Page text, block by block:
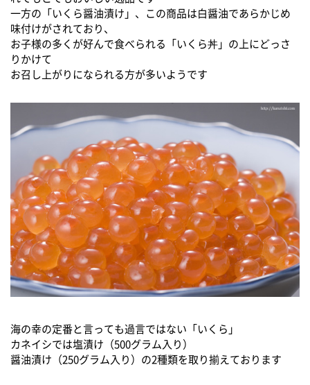
一方の「いくら醤油漬け」、この商品は白醤油であらかじめ
味付けがされており、
お子様の多くが好んで食べられる「いくら丼」の上にどっさ
りかけて
お召し上がりになられる方が多いようです
海の幸の定番と言っても過言ではない「いくら」
カネイシでは塩漬け（500グラム入り）
醤油漬け（250グラム入り）の2種類を取り揃えております